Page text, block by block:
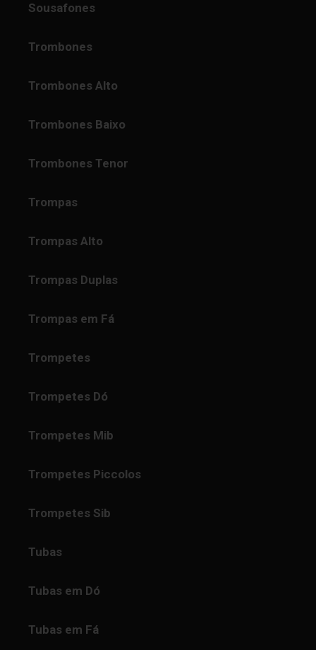
Sousafones
Trombones
Trombones Alto
Trombones Baixo
Trombones Tenor
Trompas
Trompas Alto
Trompas Duplas
Trompas em Fá
Trompetes
Trompetes Dó
Trompetes Mib
Trompetes Piccolos
Trompetes Sib
Tubas
Tubas em Dó
Tubas em Fá